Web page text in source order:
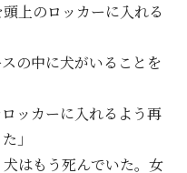
上のロッカーに入れる
の中に犬がいることを
ッカーに入れるよう再
」
犬はもう死んでいた。女